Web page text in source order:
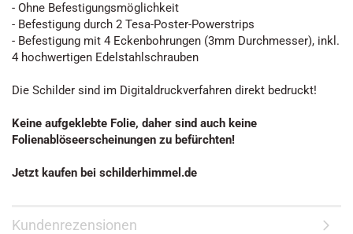
- Ohne Befestigungsmöglichkeit
- Befestigung durch 2 Tesa-Poster-Powerstrips
- Befestigung mit 4 Eckenbohrungen (3mm Durchmesser), inkl.
4 hochwertigen Edelstahlschrauben
Die Schilder sind im Digitaldruckverfahren direkt bedruckt!
Keine aufgeklebte Folie, daher sind auch keine
Folienablöseerscheinungen zu befürchten!
Jetzt kaufen bei schilderhimmel.de
Kundenrezensionen